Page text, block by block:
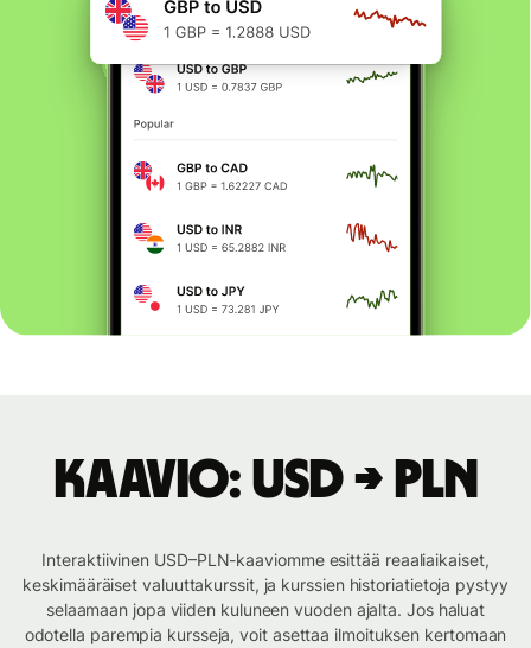
Kaavio: USD → PLN
Interaktiivinen USD–PLN-kaaviomme esittää reaaliaikaiset,
keskimääräiset valuuttakurssit, ja kurssien historiatietoja pystyy
selaamaan jopa viiden kuluneen vuoden ajalta. Jos haluat
odotella parempia kursseja, voit asettaa ilmoituksen kertomaan